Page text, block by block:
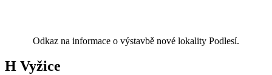
Odkaz na informace o výstavbě nové lokality Podlesí.
H Vyžice